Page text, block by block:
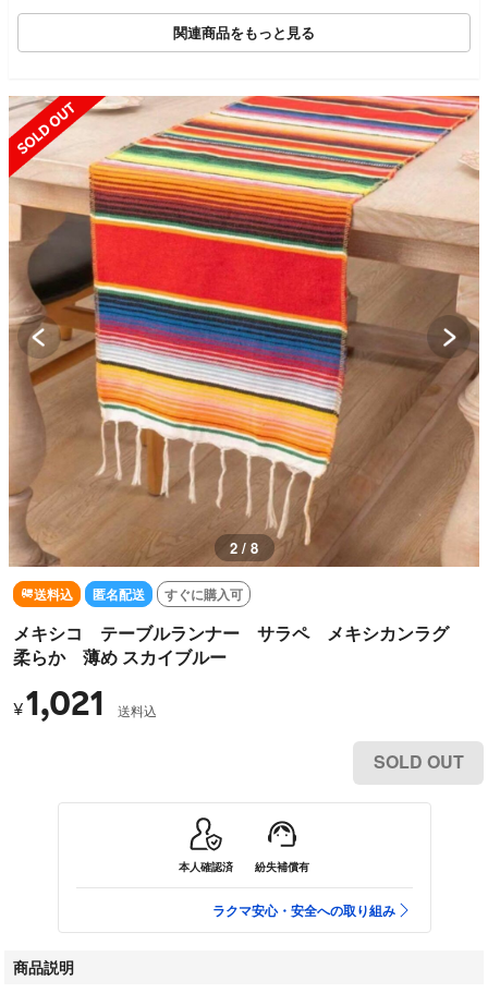
関連商品をもっと見る
SOLD OUT
2 / 8
送料込 匿名配送 すぐに購入可
メキシコ テーブルランナー サラペ メキシカンラグ
柔らか 薄め スカイブルー
¥1,021 送料込
SOLD OUT
本人確認済 紛失補償有
ラクマ安心・安全への取り組み
商品説明